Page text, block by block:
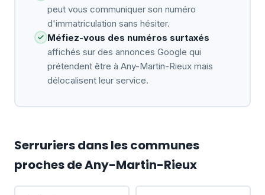
peut vous communiquer son numéro
d'immatriculation sans hésiter.
Méfiez-vous des numéros surtaxés
affichés sur des annonces Google qui
prétendent être à Any-Martin-Rieux mais
délocalisent leur service.
Serruriers dans les communes
proches de Any-Martin-Rieux